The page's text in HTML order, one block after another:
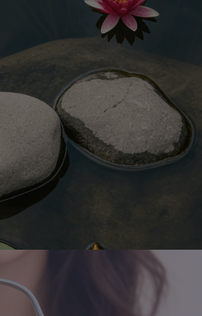
Мониторинг здоровья
Интегративный
Косметология